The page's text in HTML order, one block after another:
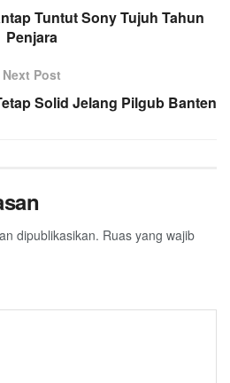
Tuntut Sony Tujuh Tahun
Penjara
Next Post
Solid Jelang Pilgub Banten
dipublikasikan. Ruas yang wajib